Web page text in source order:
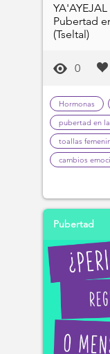
Pubertad
(Tseltal)
0
Hormonas
pubertad en
toallas
cambios
Pubertad